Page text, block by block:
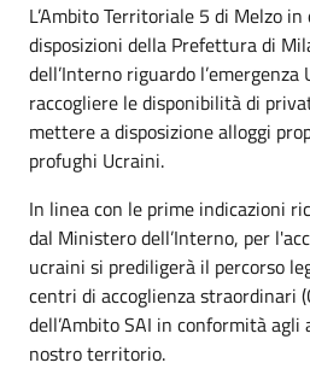
L’Ambito Territoriale 5 di Melzo
disposizioni della Prefettura di
dell’Interno riguardo
raccogliere le disponibilità di
mettere a disposizione alloggi
profughi Ucraini.
In linea con le prime indicazioni
dal Ministero dell’Interno, per
ucraini si prediligerà il percorso
centri di accoglienza straordinari
dell’Ambito SAI in conformità agli
nostro territorio.